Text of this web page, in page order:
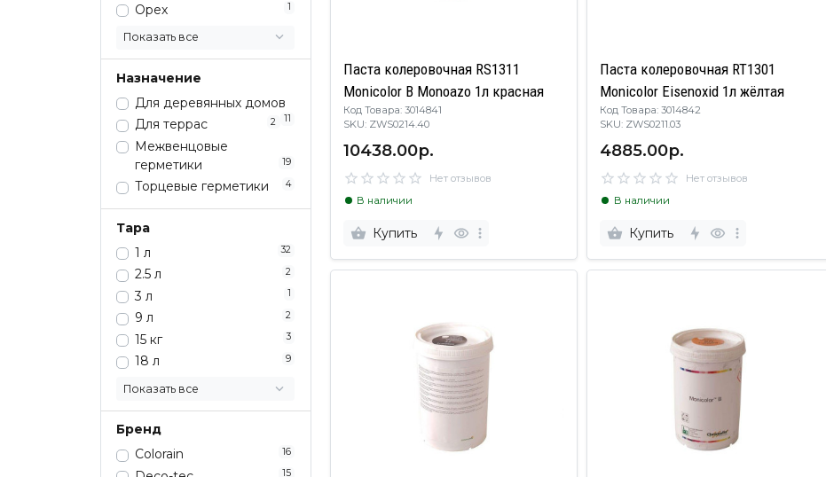
Орех 1
Показать все
Назначение
Для деревянных домов
11
Для террас 2
Межвенцовые
герметики
19
Торцевые герметики 4
Тара
1 л
32
2.5 л 2
3 л 1
9 л 2
15 кг 3
18 л 9
Показать все
Бренд
Colorain
16
15
Паста колеровочная RS1311
Monicolor B Monoazo 1л красная
Код Товара: 3014841
SKU: ZWS0214.40
10438.00р.
Нет отзывов
В наличии
Купить
Паста колеровочная RT1301
Monicolor Eisenoxid 1л жёлтая
Код Товара: 3014842
SKU: ZWS0211.03
4885.00р.
Нет отзывов
В наличии
Купить